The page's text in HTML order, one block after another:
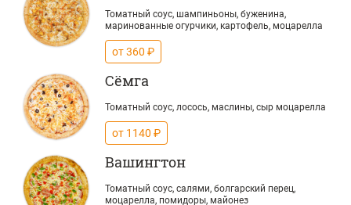
Томатный соус, шампиньоны, буженина,
маринованные огурчики, картофель, моцарелла
от 360 ₽
Сёмга
Томатный соус, лосось, маслины, сыр моцарелла
от 1140 ₽
Вашингтон
Томатный соус, салями, болгарский перец,
моцарелла, помидоры, майонез